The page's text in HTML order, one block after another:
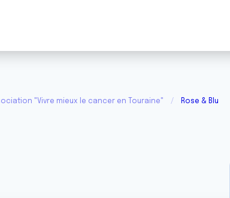
"Vivre mieux le cancer en Touraine" Rose & Blu